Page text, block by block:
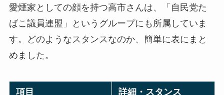
愛煙家としての顔を持つ高市さんは、「自民党た
ばこ議員連盟」というグループにも所属していま
す。どのようなスタンスなのか、簡単に表にまと
めました。
項目 詳細・スタンス